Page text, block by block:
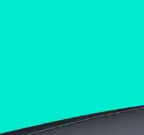
tuşlarıyla oyun ve
Bir Analiz